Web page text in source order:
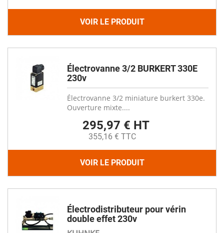
VOIR LE PRODUIT
Électrovanne 3/2 BURKERT 330E
230v
Électrovanne 3/2 miniature burkert 330e.
Ouverture mixte....
295,97 € HT
355,16 € TTC
VOIR LE PRODUIT
Électrodistributeur pour vérin
double effet 230v